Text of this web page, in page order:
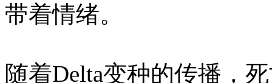
带着情绪。
随着Delta变种的传播，